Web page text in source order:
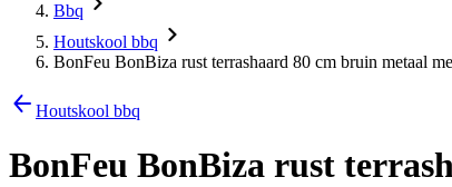
Bbq
Houtskool bbq
BonFeu BonBiza rust terrashaard 80 cm bruin metaal
Houtskool bbq
BonFeu BonBiza rust